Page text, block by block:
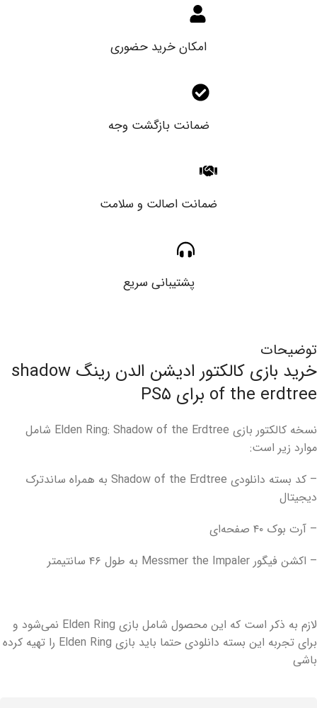
امکان خرید حضوری
ضمانت بازگشت وجه
ضمانت اصالت و سلامت
پشتیبانی سریع
توضیحات
خرید بازی کالکتور ادیشن الدن رینگ shadow
of the erdtree برای PS۵
نسخه کالکتور بازی Elden Ring: Shadow of the Erdtree شامل
موارد زیر است:
– کد بسته دانلودی Shadow of the Erdtree به همراه ساندترک
دیجیتال
– آرت بوک ۴۰ صفحه‌ای
– اکشن فیگور Messmer the Impaler به طول ۴۶ سانتیمتر
لازم به ذکر است که این محصول شامل بازی Elden Ring نمی‌شود و
برای تجربه این بسته دانلودی حتما باید بازی Elden Ring را تهیه کرده
باشی